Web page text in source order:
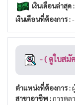
เงินเดือนล่าสุด :
เงินเดือนที่ต้องการ :-
- ( ดูใบสมั
ตำแหน่งที่ต้องการ :
สาขาอาชีพ :การตล